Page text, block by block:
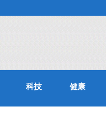
科技 健康